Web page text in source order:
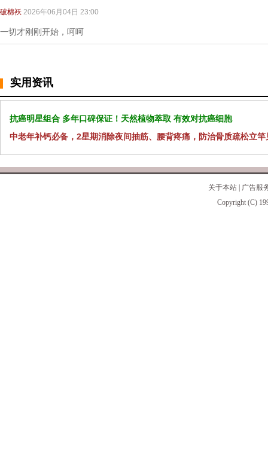
破棉袄 2026年06月04日 23:00
一切才刚刚开始，呵呵
实用资讯
抗癌明星组合 多年口碑保证！天然植物萃取 有效对抗癌细胞
中老年补钙必备，2星期消除夜间抽筋、腰背疼痛，防治骨质疏松立竿
关于本站
广告服
Copyright (C)